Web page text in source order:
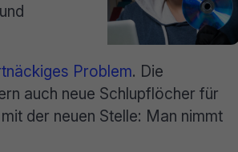
und
Problem. Die
auch neue Schlupflöcher für
der neuen Stelle: Man nimmt